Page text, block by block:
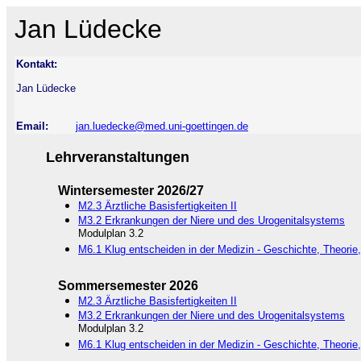
Jan Lüdecke
Kontakt:
Jan Lüdecke
Email: jan.luedecke@med.uni-goettingen.de
Lehrveranstaltungen
Wintersemester 2026/27
M2.3 Ärztliche Basisfertigkeiten II
M3.2 Erkrankungen der Niere und des Urogenitalsystems
Modulplan 3.2
M6.1 Klug entscheiden in der Medizin - Geschichte,
Sommersemester 2026
M2.3 Ärztliche Basisfertigkeiten II
M3.2 Erkrankungen der Niere und des Urogenitalsystems
Modulplan 3.2
M6.1 Klug entscheiden in der Medizin - Geschichte,